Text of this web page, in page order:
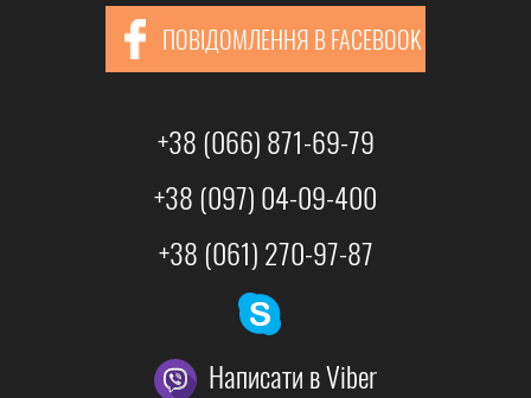
ПОВІДОМЛЕННЯ В FACEBOOK
+38 (066) 871-69-79
+38 (097) 04-09-400
+38 (061) 270-97-87
Написати в Viber